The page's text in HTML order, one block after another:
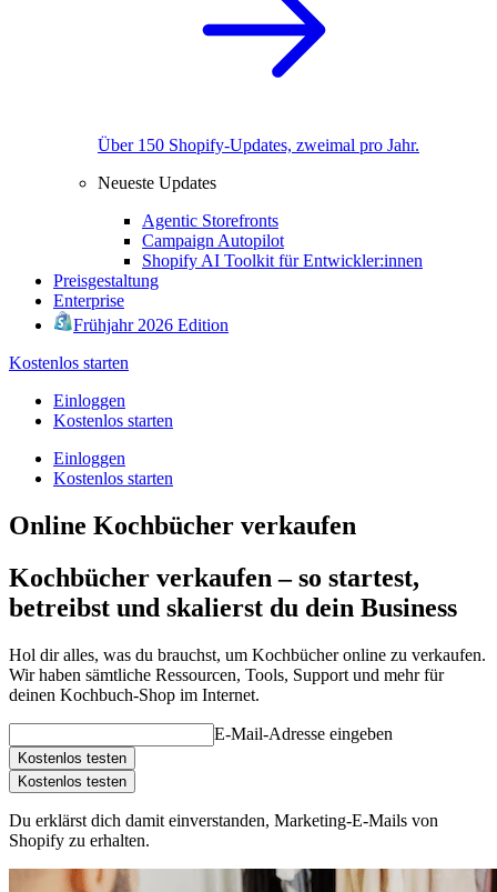
Über 150 Shopify-Updates, zweimal pro Jahr.
Neueste Updates
Agentic Storefronts
Campaign Autopilot
Shopify AI Toolkit für Entwickler:innen
Preisgestaltung
Enterprise
Frühjahr 2026 Edition
Kostenlos starten
Einloggen
Kostenlos starten
Einloggen
Kostenlos starten
Online Kochbücher verkaufen
Kochbücher verkaufen – so startest,
betreibst und skalierst du dein Business
Hol dir alles, was du brauchst, um Kochbücher online zu verkaufen.
Wir haben sämtliche Ressourcen, Tools, Support und mehr für
deinen Kochbuch-Shop im Internet.
E-Mail-Adresse eingeben
Kostenlos testen
Kostenlos testen
Du erklärst dich damit einverstanden, Marketing-E-Mails von
Shopify zu erhalten.